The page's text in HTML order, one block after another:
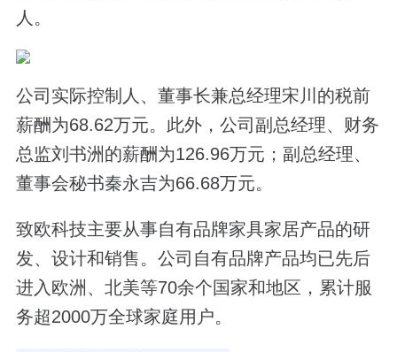
人。
公司实际控制人、董事长兼总经理宋川的税前
薪酬为68.62万元。此外，公司副总经理、财务
总监刘书洲的薪酬为126.96万元；副总经理、
董事会秘书秦永吉为66.68万元。
致欧科技主要从事自有品牌家具家居产品的研
发、设计和销售。公司自有品牌产品均已先后
进入欧洲、北美等70余个国家和地区，累计服
务超2000万全球家庭用户。